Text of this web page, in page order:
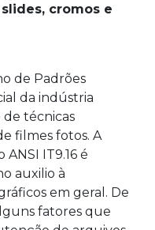
cromos e
de Padrões
da indústria
técnicas
filmes fotos. A
IT9.16 é
auxilio à
em geral. De
fatores que